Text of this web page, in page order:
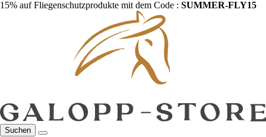
15% auf Fliegenschutzprodukte mit dem Code : SUMMER-FLY15
Suchen